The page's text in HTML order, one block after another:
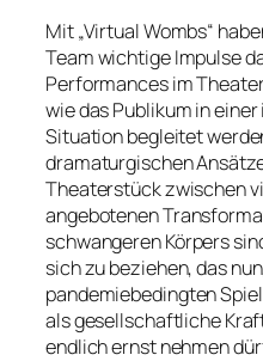
Mit „Virtual Wombs“
Team wichtige Impulse
Performances im
wie das Publikum in
Situation begleitet
dramaturgischen
Theaterstück zwischen
angebotenen
schwangeren Körpers
sich zu beziehen, das
pandemiebedingten
als gesellschaftliche
endlich ernst nehmen